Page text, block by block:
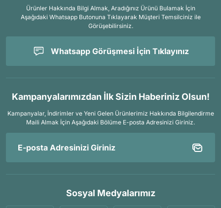
Ürünler Hakkında Bilgi Almak, Aradığınız Ürünü Bulamak İçin
Aşağıdaki Whatsapp Butonuna Tıklayarak Müşteri Temsilciniz ile
Görüşebilirsiniz.
Whatsapp Görüşmesi İçin Tıklayınız
Kampanyalarımızdan İlk Sizin Haberiniz Olsun!
Kampanyalar, İndirimler ve Yeni Gelen Ürünlerimiz Hakkında Bilgilendirme
Maili Almak İçin Aşağıdaki Bölüme E-posta Adresinizi Giriniz.
Sosyal Medyalarımız